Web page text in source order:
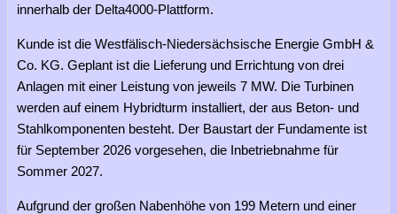
innerhalb der Delta4000-Plattform.
Kunde ist die Westfälisch-Niedersächsische Energie GmbH &
Co. KG. Geplant ist die Lieferung und Errichtung von drei
Anlagen mit einer Leistung von jeweils 7 MW. Die Turbinen
werden auf einem Hybridturm installiert, der aus Beton- und
Stahlkomponenten besteht. Der Baustart der Fundamente ist
für September 2026 vorgesehen, die Inbetriebnahme für
Sommer 2027.
Aufgrund der großen Nabenhöhe von 199 Metern und einer